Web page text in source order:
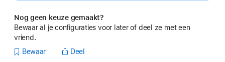
Nog geen keuze gemaakt?
Bewaar al je configuraties voor later of deel ze met een
vriend.
Bewaar
Deel